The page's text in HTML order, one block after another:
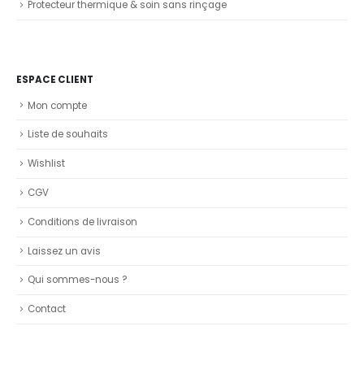
Protecteur thermique & soin sans rinçage
ESPACE CLIENT
Mon compte
Liste de souhaits
Wishlist
CGV
Conditions de livraison
Laissez un avis
Qui sommes-nous ?
Contact